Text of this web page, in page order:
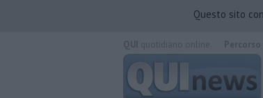
Questo sito